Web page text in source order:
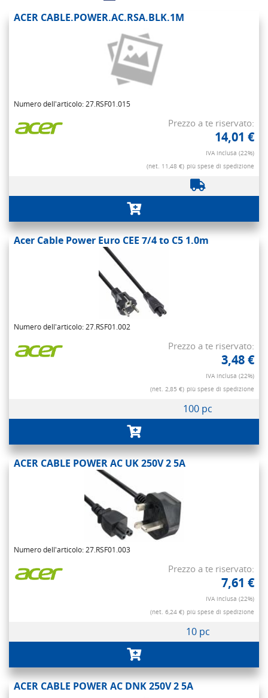
ACER CABLE.POWER.AC.RSA.BLK.1M
Numero dell'articolo: 27.RSF01.015
Prezzo a te riservato:
14,01 €
IVA inclusa (22%)
(net. 11,48 €) più spese di spedizione
Acer Cable Power Euro CEE 7/4 to C5 1.0m
Numero dell'articolo: 27.RSF01.002
Prezzo a te riservato:
3,48 €
IVA inclusa (22%)
(net. 2,85 €) più spese di spedizione
100 pc
ACER CABLE POWER AC UK 250V 2 5A
Numero dell'articolo: 27.RSF01.003
Prezzo a te riservato:
7,61 €
IVA inclusa (22%)
(net. 6,24 €) più spese di spedizione
10 pc
ACER CABLE POWER AC DNK 250V 2 5A